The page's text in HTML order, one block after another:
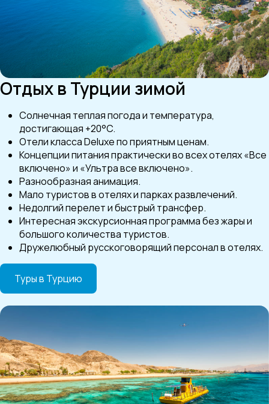
Отдых в Турции зимой
Солнечная теплая погода и температура,
достигающая +20°C.
Отели класса Deluxe по приятным ценам.
Концепции питания практически во всех отелях «Все
включено» и «Ультра все включено».
Разнообразная анимация.
Мало туристов в отелях и парках развлечений.
Недолгий перелет и быстрый трансфер.
Интересная экскурсионная программа без жары и
большого количества туристов.
Дружелюбный русскоговорящий персонал в отелях.
Туры в Турцию